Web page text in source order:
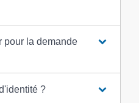
pour la demande
?